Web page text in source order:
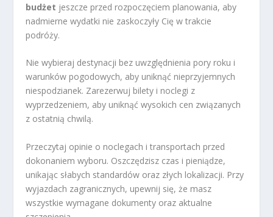
budżet jeszcze przed rozpoczęciem planowania, aby
nadmierne wydatki nie zaskoczyły Cię w trakcie
podróży.
Nie wybieraj destynacji bez uwzględnienia pory roku i
warunków pogodowych, aby uniknąć nieprzyjemnych
niespodzianek. Zarezerwuj bilety i noclegi z
wyprzedzeniem, aby uniknąć wysokich cen związanych
z ostatnią chwilą.
Przeczytaj opinie o noclegach i transportach przed
dokonaniem wyboru. Oszczędzisz czas i pieniądze,
unikając słabych standardów oraz złych lokalizacji. Przy
wyjazdach zagranicznych, upewnij się, że masz
wszystkie wymagane dokumenty oraz aktualne